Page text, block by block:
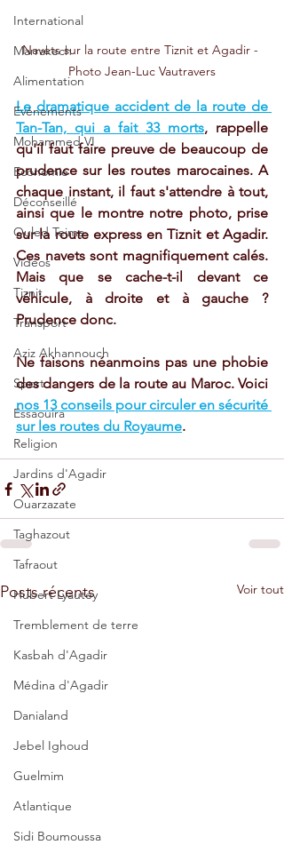
International
Marrakech
Alimentation
Evénements
Mohammed VI
Economie
Déconseillé
Ouled Teima
Vidéos
Tiznit
Transport
Aziz Akhannouch
Sport
Essaouira
Religion
Jardins d'Agadir
Ouarzazate
Taghazout
Tafraout
Hubert Lyautey
Tremblement de terre
Kasbah d'Agadir
Médina d'Agadir
Danialand
Jebel Ighoud
Guelmim
Atlantique
Sidi Boumoussa
Navets sur la route entre Tiznit et Agadir -
Photo Jean-Luc Vautravers
Le dramatique accident de la route de
Tan-Tan, qui a fait 33 morts, rappelle
qu'il faut faire preuve de beaucoup de
prudence sur les routes marocaines. A
chaque instant, il faut s'attendre à tout,
ainsi que le montre notre photo, prise
sur la route express en Tiznit et Agadir.
Ces navets sont magnifiquement calés.
Mais que se cache-t-il devant ce
véhicule, à droite et à gauche ?
Prudence donc.
Ne faisons néanmoins pas une phobie
nos 13 conseils pour circuler en sécurité
sur les routes du Royaume.
Posts récents Voir tout